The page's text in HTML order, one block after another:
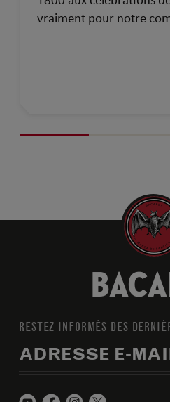
vraiment pour notre
RESTEZ INFORMÉS DES
ADRESSE E-